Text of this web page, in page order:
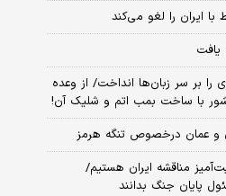
با ایران را لغو می‌کند
را بر سر زبان‌ها انداخت/ از وعده
و عمان درخصوص تنگه هرمز
مناقشه ایران هستیم/
پایان جنگ بدانند